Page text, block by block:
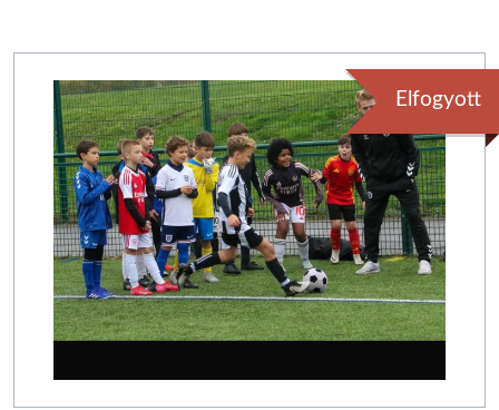
Elfogyott